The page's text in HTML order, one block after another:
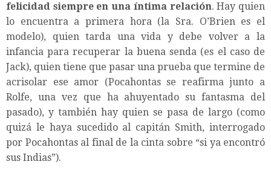
felicidad siempre en una íntima relación. Hay quien
lo encuentra a primera hora (la Sra. O’Brien es el
modelo), quien tarda una vida y debe volver a la
infancia para recuperar la buena senda (es el caso de
Jack), quien tiene que pasar una prueba que termine de
acrisolar ese amor (Pocahontas se reafirma junto a
Rolfe, una vez que ha ahuyentado su fantasma del
pasado), y también hay quien se pasa de largo (como
quizá le haya sucedido al capitán Smith, interrogado
por Pocahontas al final de la cinta sobre “si ya encontró
sus Indias”).